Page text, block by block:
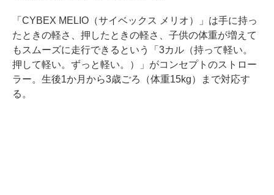
「CYBEX MELIO（サイベックス メリオ）」は手に持っ
たときの軽さ、押したときの軽さ、子供の体重が増えて
もスムーズに走行できるという「3カル（持って軽い。
押して軽い。ずっと軽い。）」がコンセプトのストロー
ラー。生後1か月から3歳ごろ（体重15kg）まで対応す
る。